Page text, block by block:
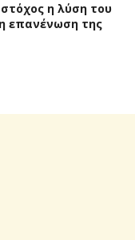
η λύση του
επανένωση της